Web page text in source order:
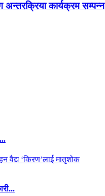
अन्तरक्रिया कार्यक्रम सम्पन्न